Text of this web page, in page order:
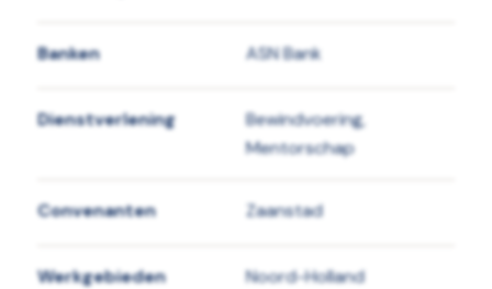
Banken ASN Bank
Dienstverlening
Bewindvoering,
Mentorschap
Convenanten Zaanstad
Werkgebieden Noord-Holland